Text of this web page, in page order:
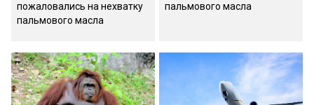
пожаловались на нехватку
пальмового масла
пальмового масла